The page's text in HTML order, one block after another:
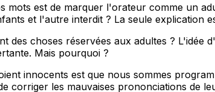
mots est de marquer l'orateur comme un
et l'autre interdit ? La seule explication
des choses réservées aux adultes ? L'idée
Mais pourquoi ?
innocents est que nous sommes
corriger les mauvaises prononciations de